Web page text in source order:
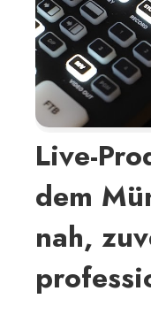
Live-
dem
nah,